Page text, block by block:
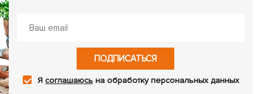
ПОДПИСАТЬСЯ
Ясоглашаюсь на обработку персональных данных